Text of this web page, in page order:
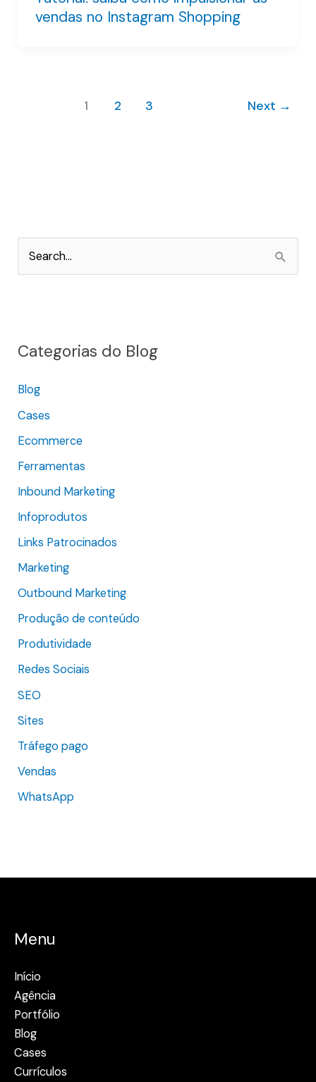
vendas no Instagram Shopping
1 2 3 Next →
u
s
a
r
p
o
Categorias do Blog
Blog
Cases
Ecommerce
Ferramentas
Inbound Marketing
Infoprodutos
Links Patrocinados
Marketing
Outbound Marketing
Produção de conteúdo
Produtividade
Redes Sociais
SEO
Sites
Tráfego pago
Vendas
WhatsApp
Menu
Início
Agência
Portfólio
Blog
Cases
Currículos